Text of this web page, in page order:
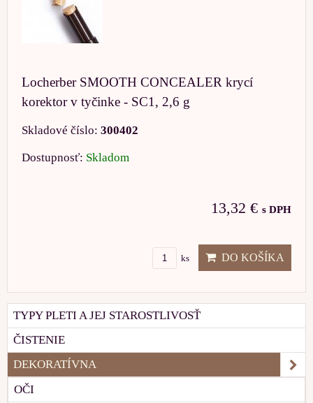
Locherber SMOOTH CONCEALER krycí
korektor v tyčinke - SC1, 2,6 g
Skladové číslo: 300402
Dostupnosť: Skladom
13,32 € s DPH
ks DO KOŠÍKA
TYPY PLETI A JEJ STAROSTLIVOSŤ
ČISTENIE
DEKORATÍVNA
OČI